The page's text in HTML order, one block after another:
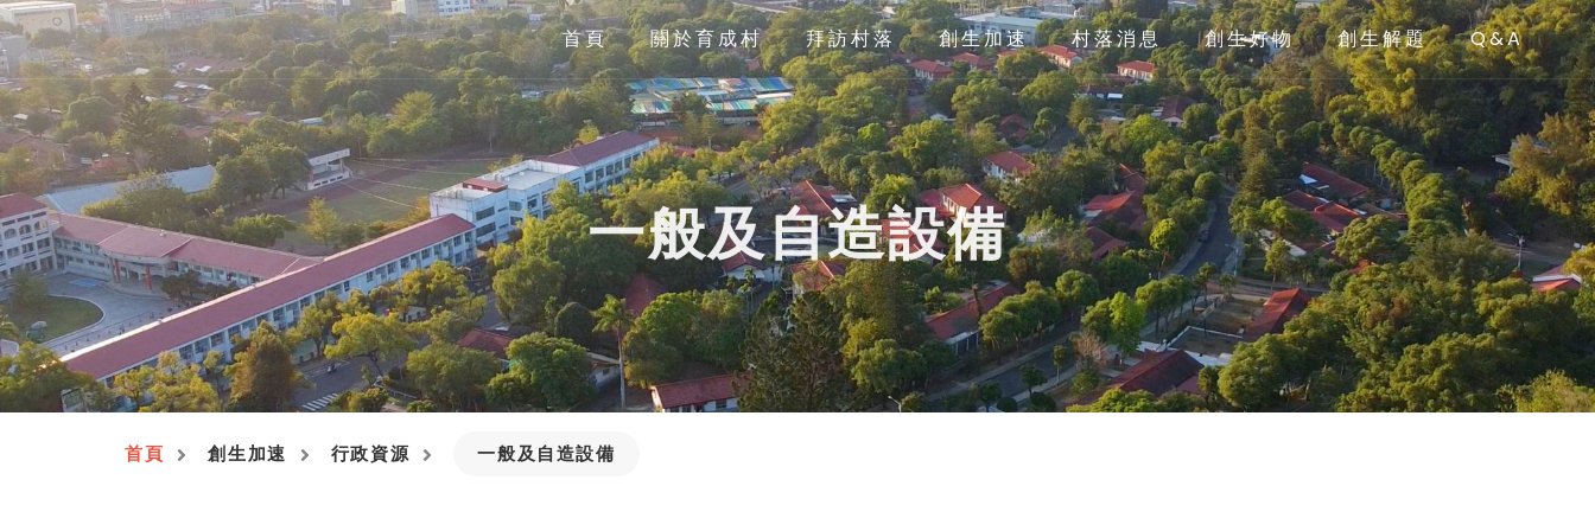
首頁 關於育成村 拜訪村落 創生加速 村落消息 創生好物 創生解題 Q&A
一般及自造設備
首頁 創生加速 行政資源 一般及自造設備